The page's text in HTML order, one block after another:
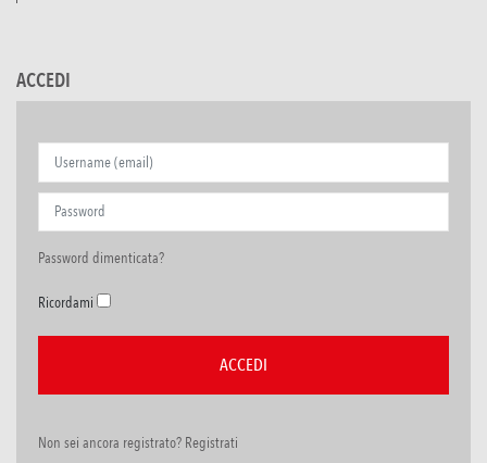
ACCEDI
Password dimenticata?
Ricordami
Non sei ancora registrato? Registrati